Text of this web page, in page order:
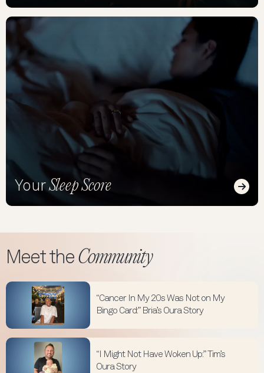
YourSleep Score
Meet the Community
“Cancer In My 20s Was Not on My
Bingo Card:” Bria’s Oura Story
“I Might Not Have Woken Up:” Tim’s
Oura Story